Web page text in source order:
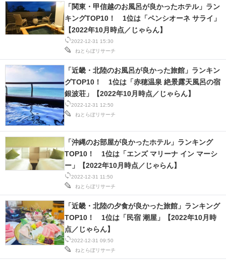
2022-12-31 15:30
ねとらぼリサーチ
「関東・甲信越のお風呂が良かったホテル」ラン
キングTOP10！ 1位は「ペンシオーネ サライ」
【2022年10月時点／じゃらん】
2022-12-31 12:50
ねとらぼリサーチ
「近畿・北陸のお風呂が良かった旅館」ランキン
グTOP10！ 1位は「赤穂温泉 絶景露天風呂の宿
銀波荘」【2022年10月時点／じゃらん】
2022-12-31 11:50
ねとらぼリサーチ
「沖縄のお部屋が良かったホテル」ランキング
TOP10！ 1位は「エンズ マリーナ イン マーシ
ー」【2022年10月時点／じゃらん】
2022-12-31 09:50
ねとらぼリサーチ
「近畿・北陸の夕食が良かった旅館」ランキング
TOP10！ 1位は「民宿 潮屋」【2022年10月時
点／じゃらん】